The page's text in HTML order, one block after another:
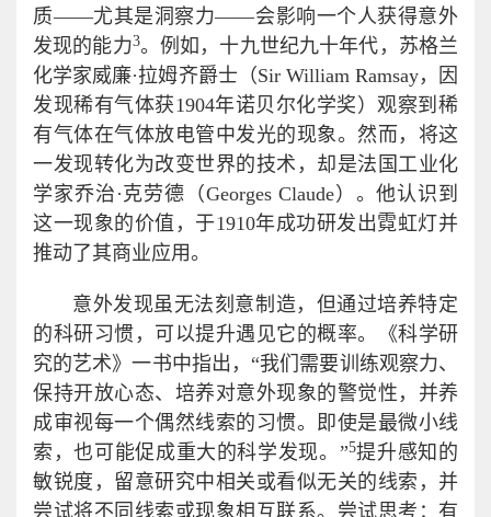
质——尤其是洞察力——会影响一个人获得意外
发现的能力3。例如，十九世纪九十年代，苏格兰
化学家威廉·拉姆齐爵士（Sir William Ramsay，因
发现稀有气体获1904年诺贝尔化学奖）观察到稀
有气体在气体放电管中发光的现象。然而，将这
一发现转化为改变世界的技术，却是法国工业化
学家乔治·克劳德（Georges Claude）。他认识到
这一现象的价值，于1910年成功研发出霓虹灯并
推动了其商业应用。
意外发现虽无法刻意制造，但通过培养特定
的科研习惯，可以提升遇见它的概率。《科学研
究的艺术》一书中指出，“我们需要训练观察力、
保持开放心态、培养对意外现象的警觉性，并养
成审视每一个偶然线索的习惯。即使是最微小线
索，也可能促成重大的科学发现。”5提升感知的
敏锐度，留意研究中相关或看似无关的线索，并
尝试将不同线索或现象相互联系。尝试思考：有